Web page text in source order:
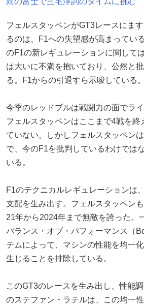
フェルスタッペンがGT3レースにま
るのは、F1への失望感が高まってい
のF1の新レギュレーションに関して
は大いに不満を抱いており、公然と
る。F1からの引退すら示唆している。
今季のレッドブルは戦闘力の面でラ
フェルスタッペンはここまで4戦を終
ていない。しかしフェルスタッペン
で、今のF1を批判しているわけでは
いる。
F1のテクニカルレギュレーションは
支配を生み出す。フェルスタッペン
21年から2024年まで無敵を誇った。
バランス・オブ・パフォーマンス（
テムによって、マシンの性能を均一
生じることを排除している。
このGT3のレースを生み出し、性能
のステファン・ラテルは、この均一